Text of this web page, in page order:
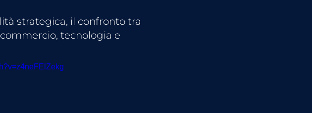
strategica, il confronto tra
tecnologia e